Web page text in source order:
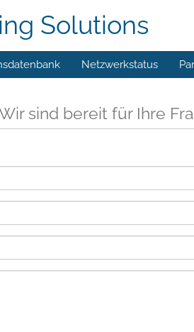
Solutions
Netzwerkstatus
sind bereit für Ihre